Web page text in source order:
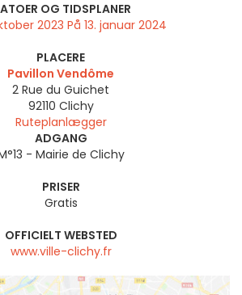
OG TIDSPLANER
2023 På 13. januar 2024
PLACERE
Pavillon Vendôme
2 Rue du Guichet
92110 Clichy
Ruteplanlægger
ADGANG
- Mairie de Clichy
PRISER
Gratis
OFFICIELT WEBSTED
www.ville-clichy.fr